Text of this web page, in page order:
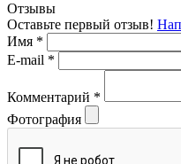
Отзывы
Оставьте первый отзыв!
Имя *
E-mail *
Комментарий *
Фотография